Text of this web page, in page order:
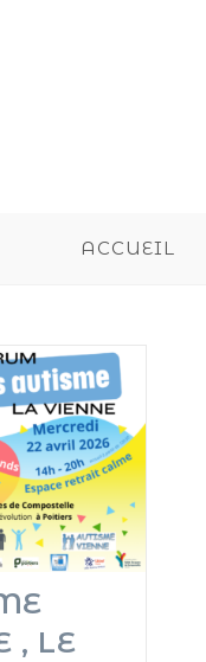
ACCUEIL
, LE